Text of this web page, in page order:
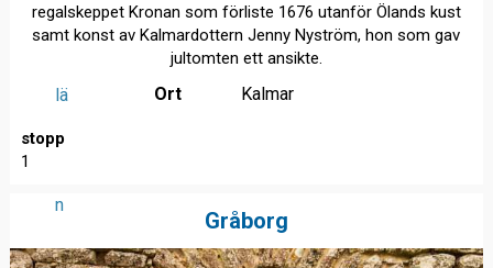
lä
n
regalskeppet Kronan som förliste 1676 utanför Ölands kust
samt konst av Kalmardottern Jenny Nyström, hon som gav
jultomten ett ansikte.
Ort Kalmar
stopp
1
Gråborg